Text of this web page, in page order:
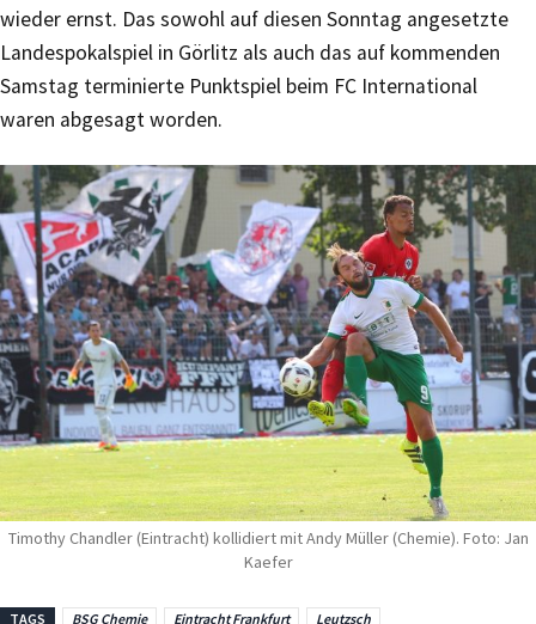
wieder ernst. Das sowohl auf diesen Sonntag angesetzte
Landespokalspiel in Görlitz als auch das auf kommenden
Samstag terminierte Punktspiel beim FC International
waren abgesagt worden.
Timothy Chandler (Eintracht) kollidiert mit Andy Müller (Chemie). Foto: Jan
Kaefer
TAGS BSG Chemie Eintracht Frankfurt Leutzsch